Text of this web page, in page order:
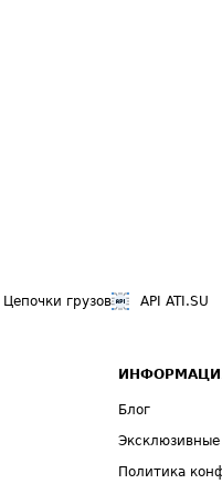
Цепочки грузов API ATI.SU
Блог
Политика